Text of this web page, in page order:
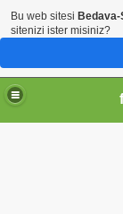
Bu web sitesi
sitenizi ister misiniz?